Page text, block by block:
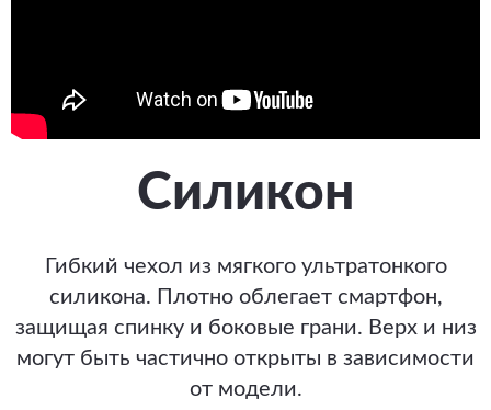
Силикон
Гибкий чехол из мягкого ультратонкого
силикона. Плотно облегает смартфон,
защищая спинку и боковые грани. Верх и низ
могут быть частично открыты в зависимости
от модели.